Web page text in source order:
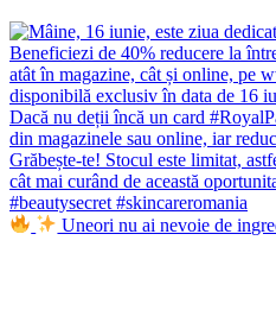
Uneori nu ai nevoie de